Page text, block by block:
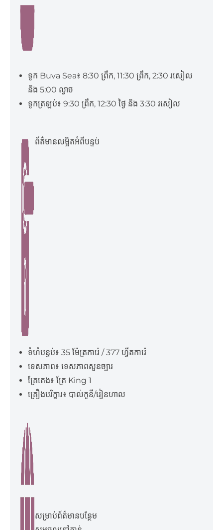
ទូក Buva Sea៖ 8:30 ព្រឹក, 11:30 ព្រឹក, 2:30 រសៀល
និង 5:00 ល្ងាច
ទូកត្រឡប់៖ 9:30 ព្រឹក, 12:30 ថ្ងៃ និង 3:30 រសៀល
ព័ត៌មានលម្អិតអំពីបន្ទប់
ទំហំបន្ទប់៖ 35 ម៉ែត្រការ៉េ / 377 ហ្វីតការ៉េ
ទេសភាព៖ ទេសភាពសួនច្បារ
គ្រែគេង៖ គ្រែ King 1
គ្រឿងបរិក្ខារ៖ បាល់កូនី/រៀនហាល
សម្រាប់ព័ត៌មានបន្ថែម